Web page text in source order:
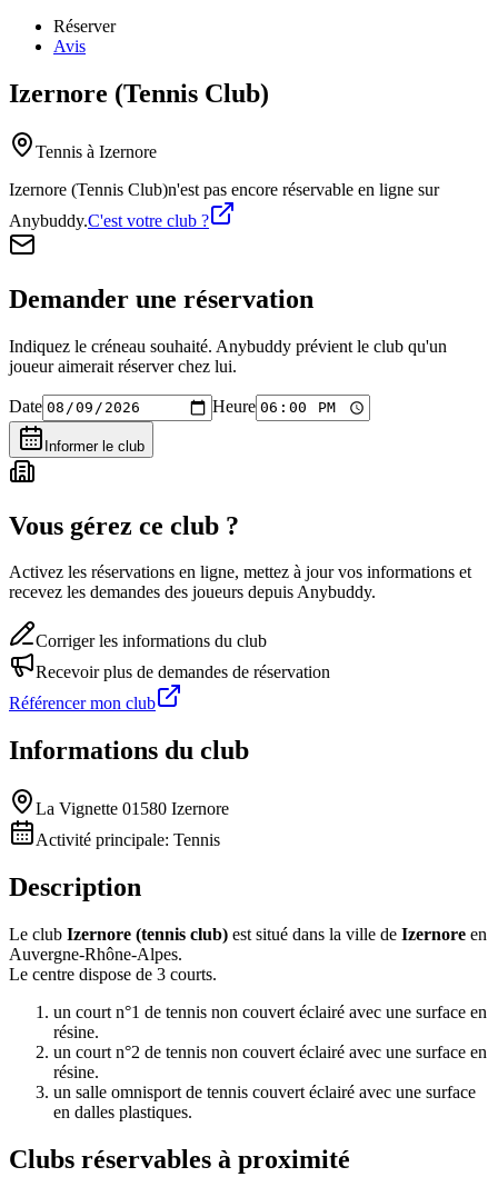
Réserver
Avis
Izernore (Tennis Club)
Tennis à Izernore
Izernore (Tennis Club)n'est pas encore réservable en ligne sur
Anybuddy.C'est votre club ?
Demander une réservation
Indiquez le créneau souhaité. Anybuddy prévient le club qu'un
joueur aimerait réserver chez lui.
Date Heure
Informer le club
Vous gérez ce club ?
Activez les réservations en ligne, mettez à jour vos informations et
recevez les demandes des joueurs depuis Anybuddy.
Corriger les informations du club
Recevoir plus de demandes de réservation
Référencer mon club
Informations du club
La Vignette 01580 Izernore
Activité principale: Tennis
Description
Le club Izernore (tennis club) est situé dans la ville de Izernore en
Auvergne-Rhône-Alpes.
Le centre dispose de 3 courts.
un court n°1 de tennis non couvert éclairé avec une surface en
résine.
un court n°2 de tennis non couvert éclairé avec une surface en
résine.
un salle omnisport de tennis couvert éclairé avec une surface
en dalles plastiques.
Clubs réservables à proximité